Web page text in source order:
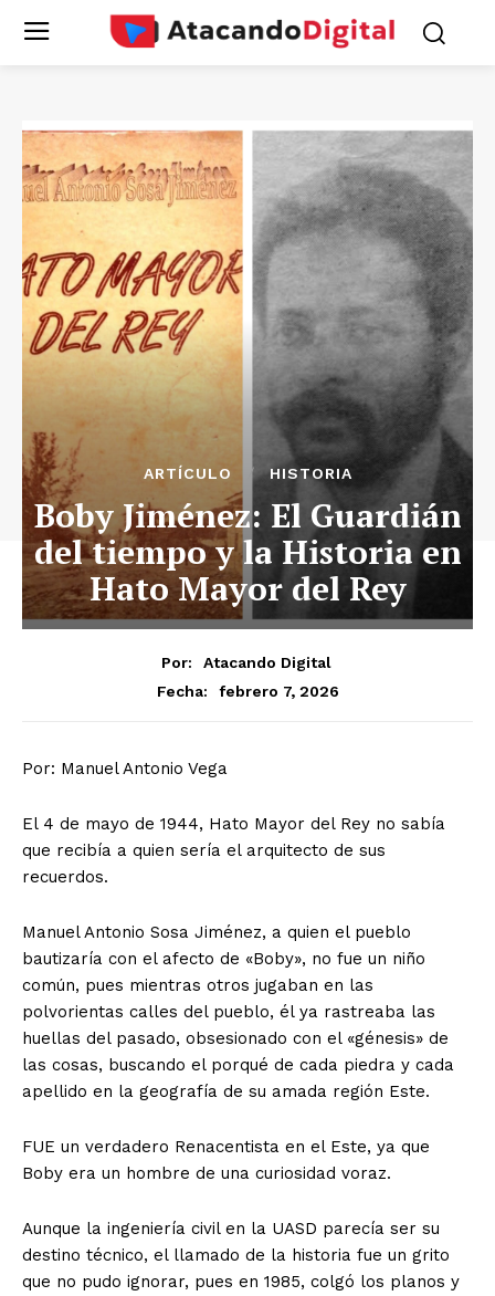
ARTÍCULO HISTORIA
Boby Jiménez: El Guardián
del tiempo y la Historia en
Hato Mayor del Rey
Por:
Atacando Digital
Fecha:
febrero 7, 2026
​Por: Manuel Antonio Vega
​El 4 de mayo de 1944, Hato Mayor del Rey no sabía
que recibía a quien sería el arquitecto de sus
recuerdos.
Manuel Antonio Sosa Jiménez, a quien el pueblo
bautizaría con el afecto de «Boby», no fue un niño
común, pues mientras otros jugaban en las
polvorientas calles del pueblo, él ya rastreaba las
huellas del pasado, obsesionado con el «génesis» de
las cosas, buscando el porqué de cada piedra y cada
apellido en la geografía de su amada región Este.
​FUE un verdadero Renacentista en el Este, ya que
Boby era un hombre de una curiosidad voraz.
Aunque la ingeniería civil en la UASD parecía ser su
destino técnico, el llamado de la historia fue un grito
que no pudo ignorar, pues en 1985, colgó los planos y